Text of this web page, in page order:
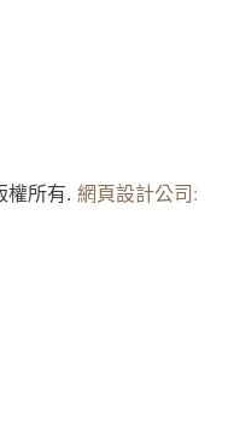
所有. 網頁設計公司: